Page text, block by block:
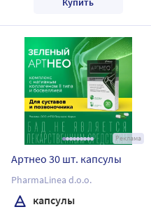
Реклама
Артнео 30 шт. капсулы
PharmaLinea d.o.o.
капсулы